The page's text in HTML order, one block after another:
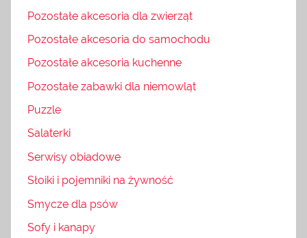
Pozostałe akcesoria dla zwierząt
Pozostałe akcesoria do samochodu
Pozostałe akcesoria kuchenne
Pozostałe zabawki dla niemowląt
Puzzle
Salaterki
Serwisy obiadowe
Słoiki i pojemniki na żywność
Smycze dla psów
Sofy i kanapy